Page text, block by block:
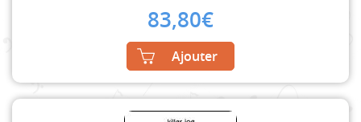
83,80€
Ajouter